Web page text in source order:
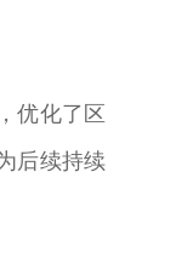
优化了区
后续持续